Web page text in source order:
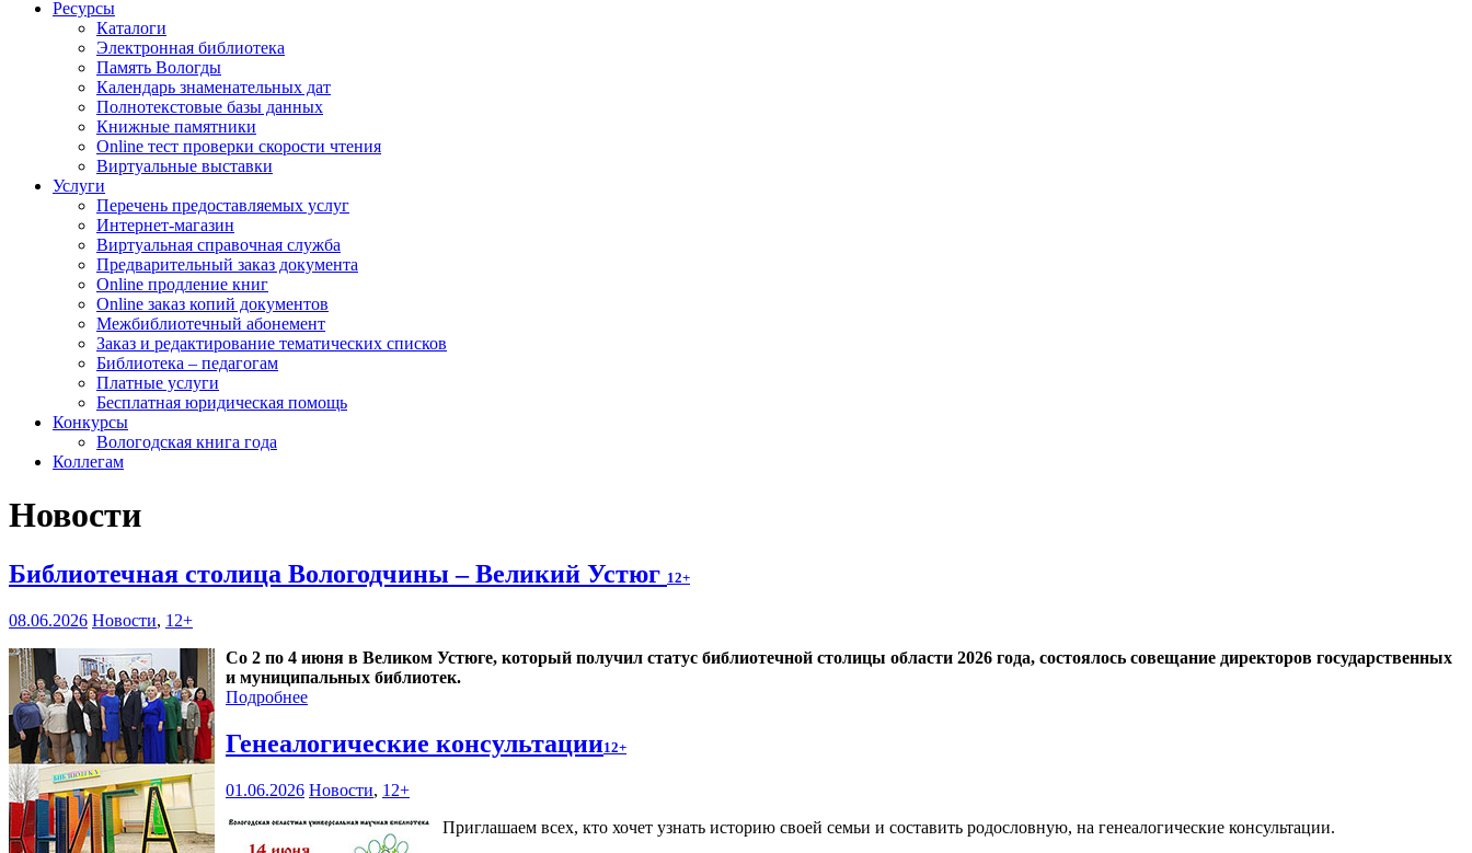
Ресурсы
Каталоги
Электронная библиотека
Память Вологды
Календарь знаменательных дат
Полнотекстовые базы данных
Книжные памятники
Online тест проверки скорости чтения
Виртуальные выставки
Услуги
Перечень предоставляемых услуг
Интернет-магазин
Виртуальная справочная служба
Предварительный заказ документа
Online продление книг
Online заказ копий документов
Межбиблиотечный абонемент
Заказ и редактирование тематических списков
Библиотека – педагогам
Платные услуги
Бесплатная юридическая помощь
Конкурсы
Вологодская книга года
Коллегам
Новости
Библиотечная столица Вологодчины – Великий Устюг 12+
08.06.2026 Новости, 12+
Со 2 по 4 июня в Великом Устюге, который получил статус библиотечной столицы области 2026 года, состоялось совещание директоров государственных
и муниципальных библиотек.
Подробнее
Генеалогические консультации12+
01.06.2026 Новости, 12+
Приглашаем всех, кто хочет узнать историю своей семьи и составить родословную, на генеалогические консультации.